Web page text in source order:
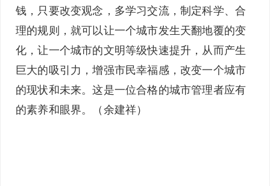
钱，只要改变观念，多学习交流，制定科学、合
理的规则，就可以让一个城市发生天翻地覆的变
化，让一个城市的文明等级快速提升，从而产生
巨大的吸引力，增强市民幸福感，改变一个城市
的现状和未来。这是一位合格的城市管理者应有
的素养和眼界。（余建祥）